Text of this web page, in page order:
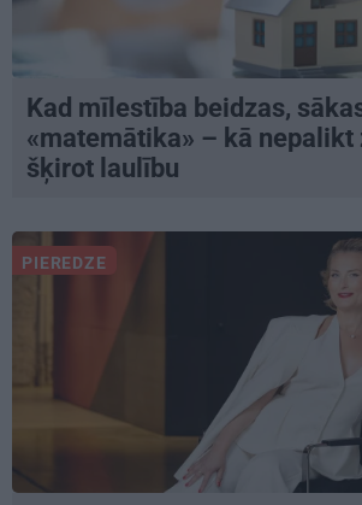
Kad mīlestība beidzas,
«matemātika» – kā nepalikt
šķirot laulību
PIEREDZE